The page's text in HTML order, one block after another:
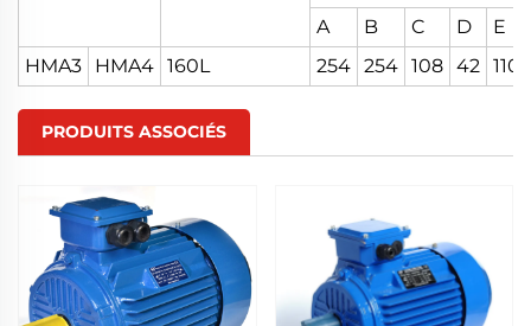
A B C D
E
HMA3
HMA4 160L 254 254 108 42 110
PRODUITS ASSOCIÉS